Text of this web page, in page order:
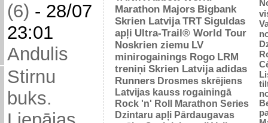
(6) - 28/07
23:01
Andulis
Stirnu
buks.
Marathon Majors Bigbank
Skrien Latvija TRT Siguldas
apļi Ultra-Trail® World Tour
Noskrien ziemu LV
minirogainings Rogo LRM
treniņi Skrien Latvija adidas
Runners Drosmes skrējiens
Latvijas kauss rogainingā
Rock 'n' Roll Marathon Series
Dzintaru apļi Pārdaugavas